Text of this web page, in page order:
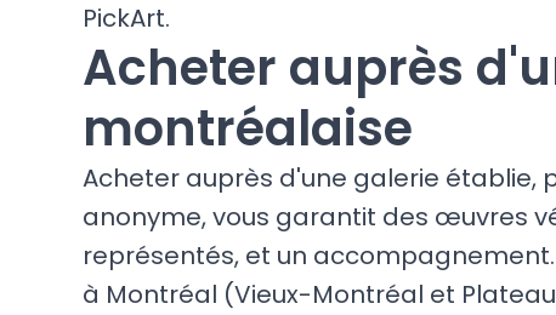
PickArt.
Acheter auprès
montréalaise
Acheter auprès d'une galerie établie,
anonyme, vous garantit des œuvres
représentés, et un
à Montréal (Vieux-Montréal et